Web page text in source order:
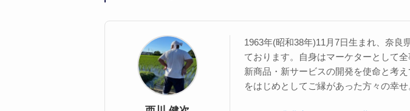
1963年(昭和38年)11月7日生まれ、奈良
ております。自身はマーケターとして
新商品・新サービスの開発を使命と考
をはじめとしてご縁があった方々の幸